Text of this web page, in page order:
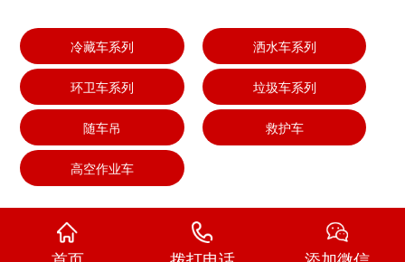
冷藏车系列 洒水车系列
环卫车系列 垃圾车系列
随车吊 救护车
高空作业车